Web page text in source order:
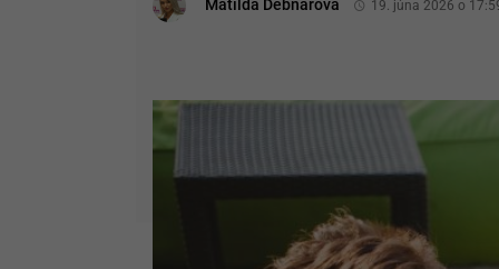
Matilda Debnárová 19. júna 2026 o